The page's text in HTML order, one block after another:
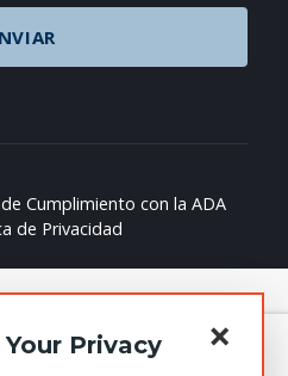
Cumplimiento con la ADA
de Privacidad
×
Privacy